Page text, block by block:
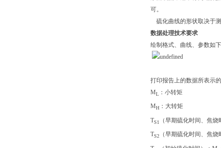
可。
硫化曲线的形状取决于
数据处理技术要求
绘制格式、曲线、参数如
打印报告上的数据所表示
ML ：小转矩
MH ：大转矩
TS1 （早期硫化时间、焦
TS2 （早期硫化时间、焦